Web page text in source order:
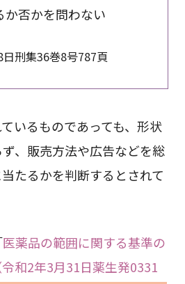
否かを問わない
刑集36巻8号787頁
いるものであっても、形状
、販売方法や広告などを総
たるかを判断するとされて
医薬品の範囲に関する基準の
和2年3月31日薬生発0331